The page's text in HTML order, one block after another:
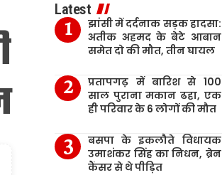
Latest
झांसी में दर्दनाक सड़क हादसा:
अतीक अहमद के बेटे आबान
समेत दो की मौत, तीन घायल
प्रतापगढ़ में बारिश से 100
साल पुराना मकान ढहा, एक
ही परिवार के 6 लोगों की मौत
बसपा के इकलौते विधायक
उमाशंकर सिंह का निधन, ब्रेन
कैंसर से थे पीड़ित